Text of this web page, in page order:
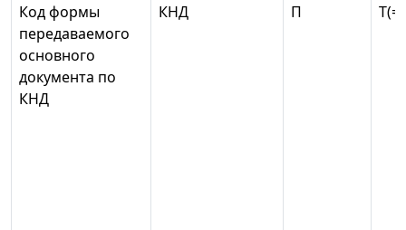
Код формы
передаваемого
основного
документа по
КНД
КНД П